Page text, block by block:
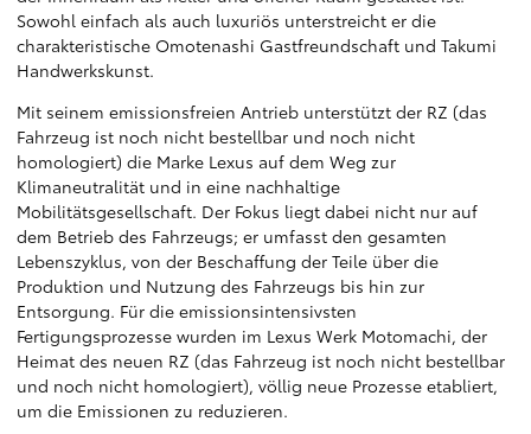
Sowohl einfach als auch luxuriös unterstreicht er die
charakteristische Omotenashi Gastfreundschaft und Takumi
Handwerkskunst.
Mit seinem emissionsfreien Antrieb unterstützt der RZ (das
Fahrzeug ist noch nicht bestellbar und noch nicht
homologiert) die Marke Lexus auf dem Weg zur
Klimaneutralität und in eine nachhaltige
Mobilitätsgesellschaft. Der Fokus liegt dabei nicht nur auf
dem Betrieb des Fahrzeugs; er umfasst den gesamten
Lebenszyklus, von der Beschaffung der Teile über die
Produktion und Nutzung des Fahrzeugs bis hin zur
Entsorgung. Für die emissionsintensivsten
Fertigungsprozesse wurden im Lexus Werk Motomachi, der
Heimat des neuen RZ (das Fahrzeug ist noch nicht bestellbar
und noch nicht homologiert), völlig neue Prozesse etabliert,
um die Emissionen zu reduzieren.